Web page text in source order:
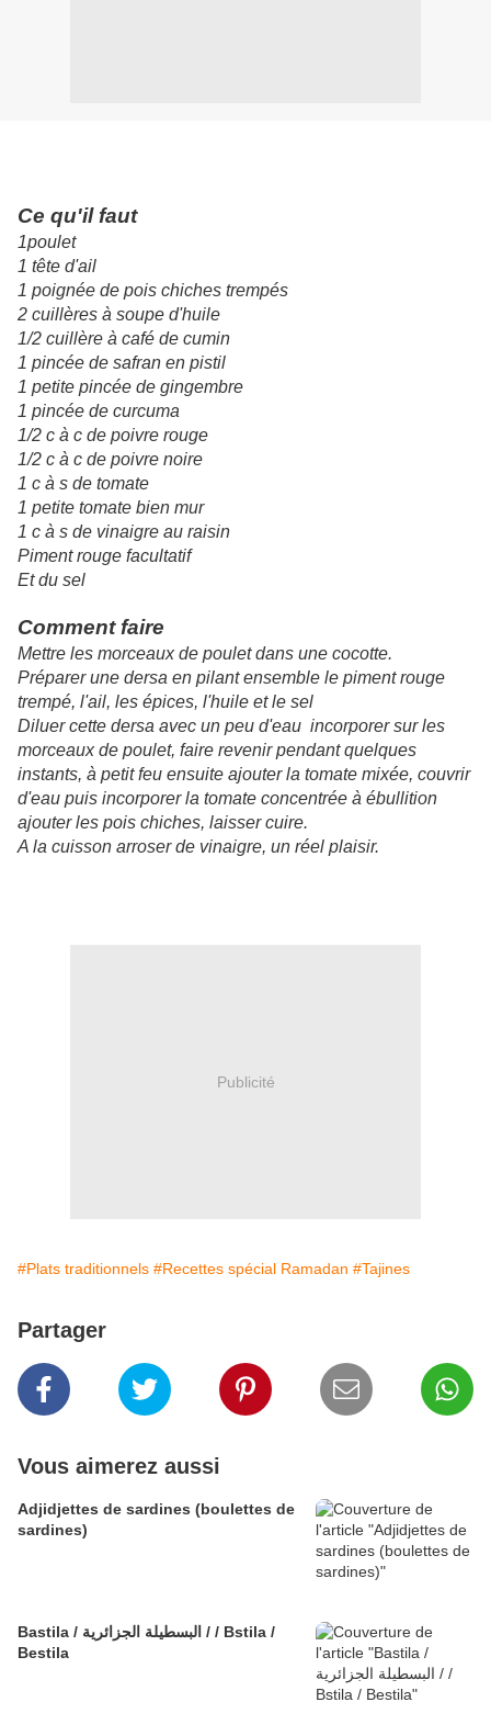
Ce qu'il faut
1poulet
1 tête d'ail
1 poignée de pois chiches trempés
2 cuillères à soupe d'huile
1/2 cuillère à café de cumin
1 pincée de safran en pistil
1 petite pincée de gingembre
1 pincée de curcuma
1/2 c à c de poivre rouge
1/2 c à c de poivre noire
1 c à s de tomate
1 petite tomate bien mur
1 c à s de vinaigre au raisin
Piment rouge facultatif
Et du sel
Comment faire
Mettre les morceaux de poulet dans une cocotte.
Préparer une dersa en pilant ensemble le piment rouge
trempé, l'ail, les épices, l'huile et le sel
Diluer cette dersa avec un peu d'eau incorporer sur les
morceaux de poulet, faire revenir pendant quelques
instants, à petit feu ensuite ajouter la tomate mixée, couvrir
d'eau puis incorporer la tomate concentrée à ébullition
ajouter les pois chiches, laisser cuire.
A la cuisson arroser de vinaigre, un réel plaisir.
Publicité
#Plats traditionnels #Recettes spécial Ramadan #Tajines
Partager
Vous aimerez aussi
Adjidjettes de sardines (boulettes de
sardines)
Bastila / البسطيلة الجزائرية / / Bstila /
Bestila